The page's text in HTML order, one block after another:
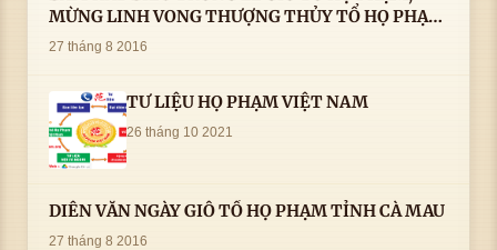
MỪNG LINH VONG THƯỢNG THỦY TỔ HỌ PHẠM
AN VỊ TAI CÀ MAU- ( 22/8/2016) CỦA LS.TS.NV.
27 tháng 8 2016
TƯ LIỆU HỌ PHẠM VIỆT NAM
26 tháng 10 2021
DIỄN VĂN NGÀY GIỖ TỔ HỌ PHẠM TỈNH CÀ MAU
27 tháng 8 2016